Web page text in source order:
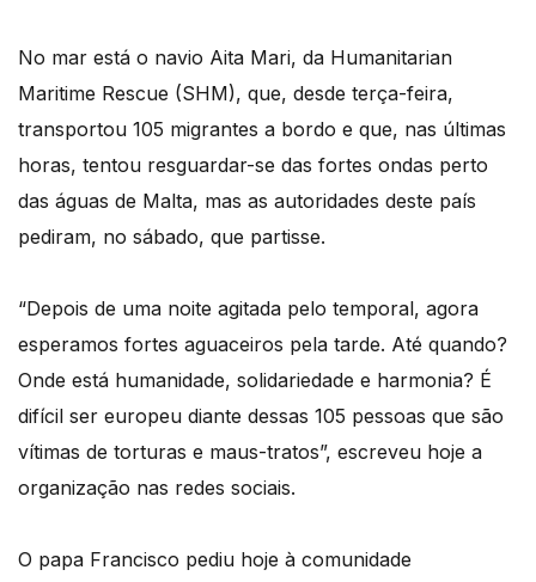
No mar está o navio Aita Mari, da Humanitarian
Maritime Rescue (SHM), que, desde terça-feira,
transportou 105 migrantes a bordo e que, nas últimas
horas, tentou resguardar-se das fortes ondas perto
das águas de Malta, mas as autoridades deste país
pediram, no sábado, que partisse.
“Depois de uma noite agitada pelo temporal, agora
esperamos fortes aguaceiros pela tarde. Até quando?
Onde está humanidade, solidariedade e harmonia? É
difícil ser europeu diante dessas 105 pessoas que são
vítimas de torturas e maus-tratos”, escreveu hoje a
organização nas redes sociais.
O papa Francisco pediu hoje à comunidade